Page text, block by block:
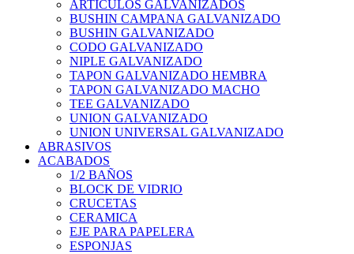
ARTICULOS GALVANIZADOS
BUSHIN CAMPANA GALVANIZADO
BUSHIN GALVANIZADO
CODO GALVANIZADO
NIPLE GALVANIZADO
TAPON GALVANIZADO HEMBRA
TAPON GALVANIZADO MACHO
TEE GALVANIZADO
UNION GALVANIZADO
UNION UNIVERSAL GALVANIZADO
ABRASIVOS
ACABADOS
1/2 BAÑOS
BLOCK DE VIDRIO
CRUCETAS
CERAMICA
EJE PARA PAPELERA
ESPONJAS